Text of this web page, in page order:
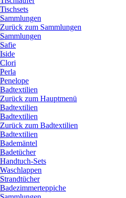
Tischsets
Sammlungen
Zurück zum Sammlungen
Sammlungen
Safie
Iside
Clori
Perla
Penelope
Badtextilien
Zurück zum Hauptmenü
Badtextilien
Badtextilien
Zurück zum Badtextilien
Badtextilien
Bademäntel
Badetücher
Handtuch-Sets
Waschlappen
Strandtücher
Badezimmerteppiche